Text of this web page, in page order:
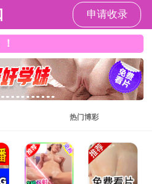
党群工作 师资队伍 本